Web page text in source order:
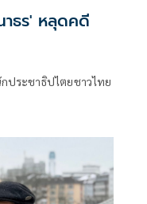
าธร' หลุดคดี
ประชาธิปไตยชาวไทย